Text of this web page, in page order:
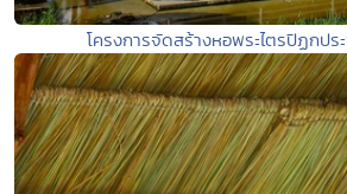
โครงการจัดสร้างหอพระไตรปิฏกปร